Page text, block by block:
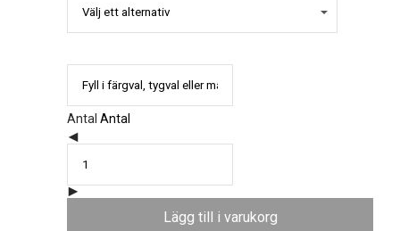
Antal Antal
Lägg till i varukorg